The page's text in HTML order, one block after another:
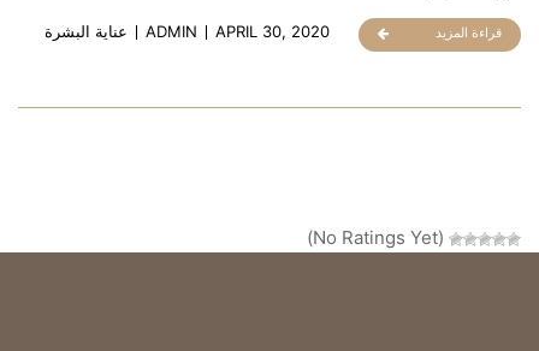
قراءة المزيد ADMIN APRIL 30, 2020 عناية البشرة
(No Ratings Yet)